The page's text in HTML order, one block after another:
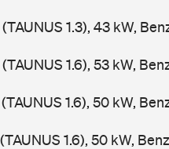
1.3), 43 kW,
1.6), 53 kW,
1.6), 50 kW,
1.6), 50 kW,